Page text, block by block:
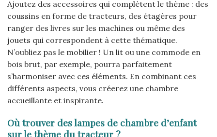
Ajoutez des accessoires qui complètent le thème : des
coussins en forme de tracteurs, des étagères pour
ranger des livres sur les machines ou même des
jouets qui correspondent à cette thématique.
N’oubliez pas le mobilier ! Un lit ou une commode en
bois brut, par exemple, pourra parfaitement
s’harmoniser avec ces éléments. En combinant ces
différents aspects, vous créerez une chambre
accueillante et inspirante.
Où trouver des lampes de chambre d’enfant
sur le thème du tracteur ?